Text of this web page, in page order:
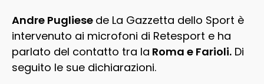
Andre Pugliese de La Gazzetta dello Sport è
intervenuto ai microfoni di Retesport e ha
parlato del contatto tra la Roma e Farioli. Di
seguito le sue dichiarazioni.